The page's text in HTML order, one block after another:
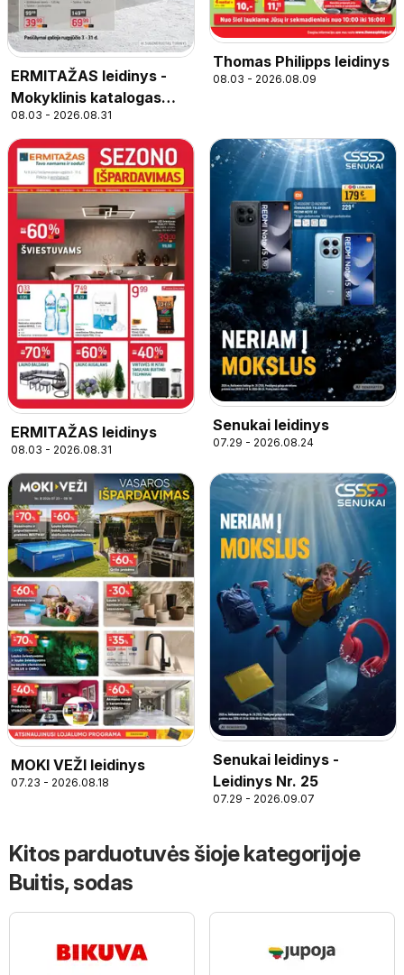
ERMITAŽAS leidinys -
Mokyklinis katalogas
2026
08.03 - 2026.08.31
Thomas Philipps leidinys
08.03 - 2026.08.09
ERMITAŽAS leidinys
08.03 - 2026.08.31
Senukai leidinys
07.29 - 2026.08.24
MOKI VEŽI leidinys
07.23 - 2026.08.18
Senukai leidinys -
Leidinys Nr. 25
07.29 - 2026.09.07
Kitos parduotuvės šioje kategorijoje
Buitis, sodas